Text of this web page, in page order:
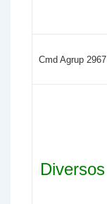
Cmd Agrup 2967
Diversos